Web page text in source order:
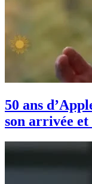
50 ans
son arrivée et